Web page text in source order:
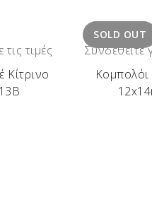
τιμές
Κίτρινο
SOLD OUT
Συνδεθείτε
Κομπολόι